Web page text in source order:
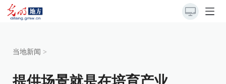
当地新闻 >